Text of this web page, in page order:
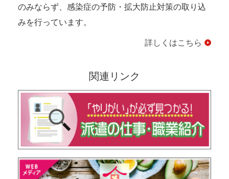
のみならず、感染症の予防・拡大防止対策の取り込
みを行っています。
詳しくはこちら
関連リンク